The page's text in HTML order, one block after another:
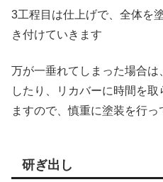
3工程目は仕上げで、全体を
き付けていきます
万が一垂れてしまった場合
したり、リカバーに時間を
ますので、慎重に塗装を行っ
研ぎ出し